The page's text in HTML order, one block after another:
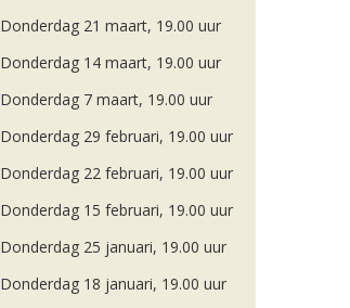
Donderdag 21 maart, 19.00 uur
Donderdag 14 maart, 19.00 uur
Donderdag 7 maart, 19.00 uur
Donderdag 29 februari, 19.00 uur
Donderdag 22 februari, 19.00 uur
Donderdag 15 februari, 19.00 uur
Donderdag 25 januari, 19.00 uur
Donderdag 18 januari, 19.00 uur